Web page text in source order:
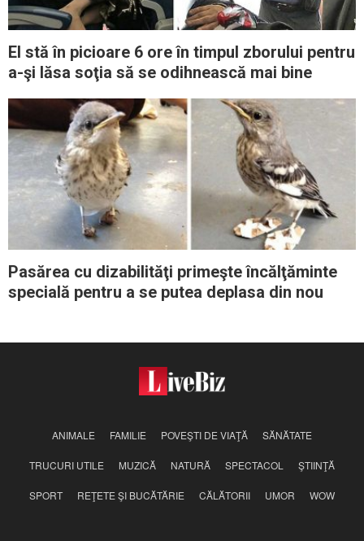
El stă în picioare 6 ore în timpul zborului pentru
a-şi lăsa soţia să se odihnească mai bine
Pasărea cu dizabilităţi primeşte încălţăminte
specială pentru a se putea deplasa din nou
ANIMALE FAMILIE POVEŞTI DE VIAŢĂ SĂNĂTATE
TRUCURI UTILE MUZICĂ NATURĂ SPECTACOL ŞTIINŢĂ
SPORT REŢETE ŞI BUCĂTĂRIE CĂLĂTORII UMOR WOW